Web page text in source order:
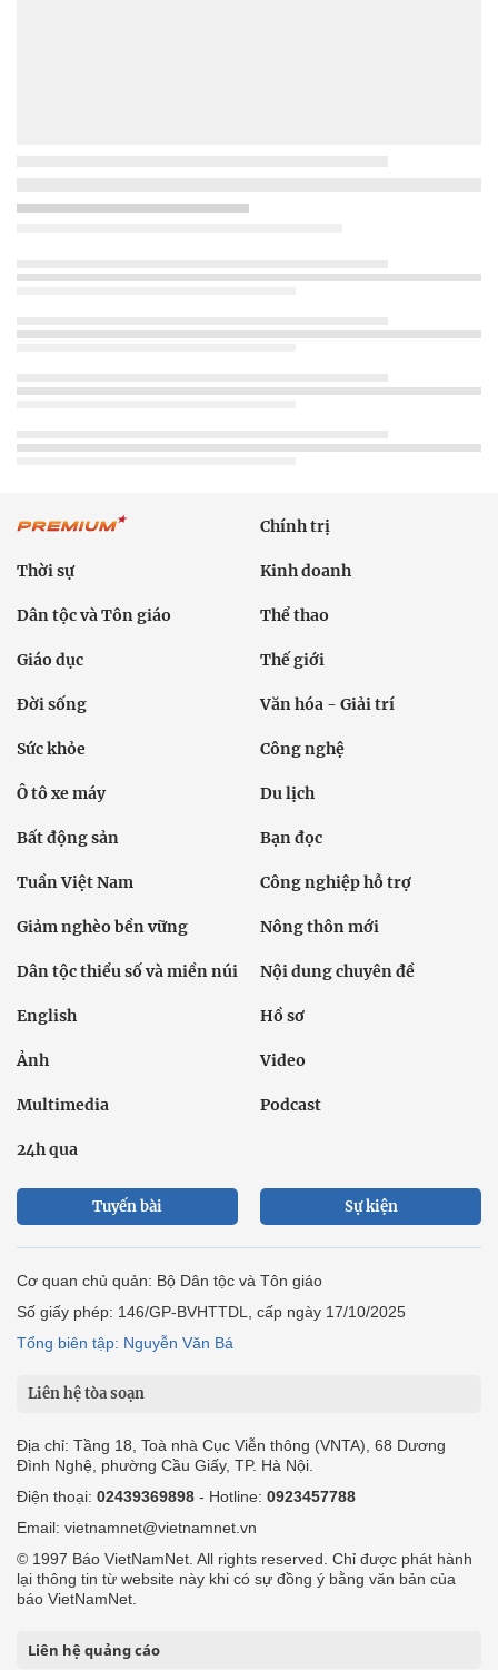
Chính trị
Thời sự Kinh doanh
Dân tộc và Tôn giáo Thể thao
Giáo dục Thế giới
Đời sống Văn hóa - Giải trí
Sức khỏe Công nghệ
Ô tô xe máy Du lịch
Bất động sản Bạn đọc
Tuần Việt Nam Công nghiệp hỗ trợ
Giảm nghèo bền vững Nông thôn mới
Dân tộc thiểu số và miền núi Nội dung chuyên đề
English Hồ sơ
Ảnh Video
Multimedia Podcast
24h qua
Tuyến bài Sự kiện
Cơ quan chủ quản: Bộ Dân tộc và Tôn giáo
Số giấy phép: 146/GP-BVHTTDL, cấp ngày 17/10/2025
Tổng biên tập: Nguyễn Văn Bá
Liên hệ tòa soạn
Địa chỉ: Tầng 18, Toà nhà Cục Viễn thông (VNTA), 68 Dương
Đình Nghệ, phường Cầu Giấy, TP. Hà Nội.
Điện thoại: 02439369898 - Hotline: 0923457788
Email: vietnamnet@vietnamnet.vn
© 1997 Báo VietNamNet. All rights reserved. Chỉ được phát hành
lại thông tin từ website này khi có sự đồng ý bằng văn bản của
báo VietNamNet.
Liên hệ quảng cáo